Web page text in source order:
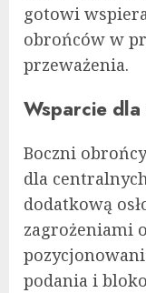
gotowi
obrońców w
przeważenia.
Wsparcie
Boczni
dla
dodatkową
zagrożeniami
podania i